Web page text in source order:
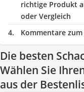
richtige Produkt
oder Vergleich
Kommentare
Die besten
Wählen Sie
aus der